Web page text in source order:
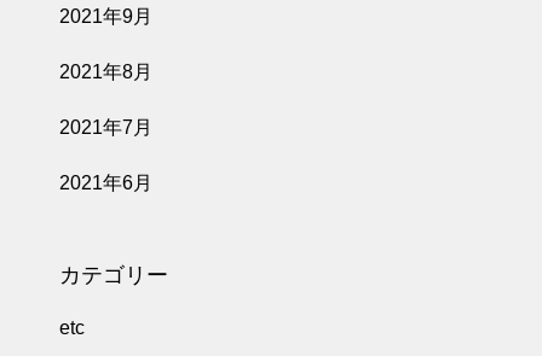
2021年9月
2021年8月
2021年7月
2021年6月
カテゴリー
etc